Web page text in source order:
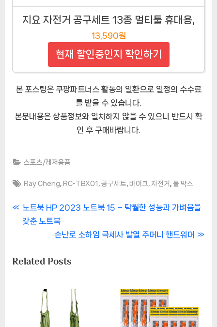
지요 자전거 공구세트 13종 멀티툴 휴대용,
13,590원
현재 할인중인지 확인하기
본 포스팅은 쿠팡파트너스 활동의 일환으로 일정의 수수료
를 받을 수 있습니다.
본문내용은 상품정보와 일치하지 않을 수 있으니 반드시 확
인 후 구매바랍니다.
스포츠/레저용품
Tags:
Ray Cheng ,RC-TBX01 ,공구세트 ,바이크 자전거 ,툴 박스
글
게
P
r
i
o
노트북 HP 2023 노트북 15 – 탁월한 성능과 가벼움을
갖춘 노트북
N
x
t
손난로 소하임 극세사 발열 주머니 핸드워머
Related Posts